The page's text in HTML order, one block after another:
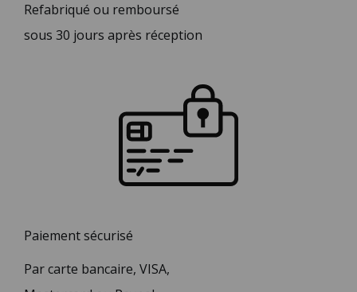
Refabriqué ou remboursé
sous 30 jours après réception
Paiement sécurisé
Par carte bancaire, VISA,